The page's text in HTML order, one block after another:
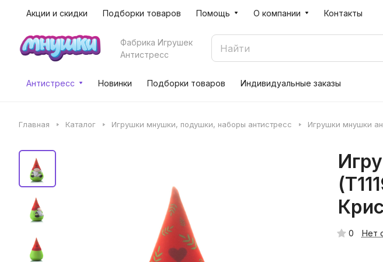
Акции и скидки Подборки товаров Помощь О компании Контакты
Фабрика Игрушек
Антистресс
Антистресс Новинки Подборки товаров Индивидуальные заказы
Главная Каталог Игрушки мнушки, подушки, наборы антистресс Игрушки мнушки
0 Нет